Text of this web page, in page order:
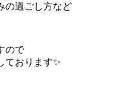
の過ごし方など
ので
ております✨